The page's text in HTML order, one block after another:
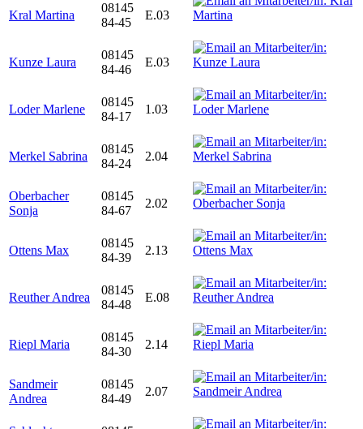
Kral Martina
08145
84-45
E.03
Kunze Laura
08145
84-46
E.03
Loder Marlene
08145
84-17
1.03
Merkel Sabrina
08145
84-24
2.04
Oberbacher
Sonja
08145
84-67
2.02
Ottens Max
08145
84-39
2.13
Reuther Andrea
08145
84-48
E.08
Riepl Maria
08145
84-30
2.14
Sandmeir
Andrea
08145
84-49
2.07